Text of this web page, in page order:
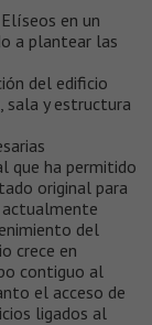
en un
a plantear las
del edificio
sala y estructura
que ha permitido
original para
actualmente
del
crece en
contiguo al
el acceso de
ligados al